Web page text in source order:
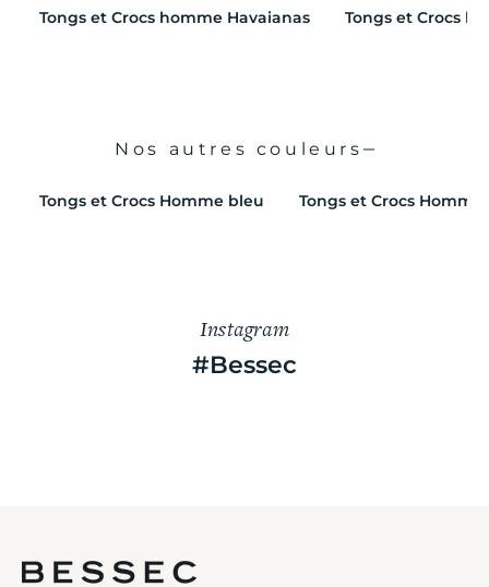
Tongs et Crocs homme Havaianas Tongs et Crocs
Nos autres couleurs
Tongs et Crocs Homme bleu Tongs et Crocs
Instagram
#Bessec